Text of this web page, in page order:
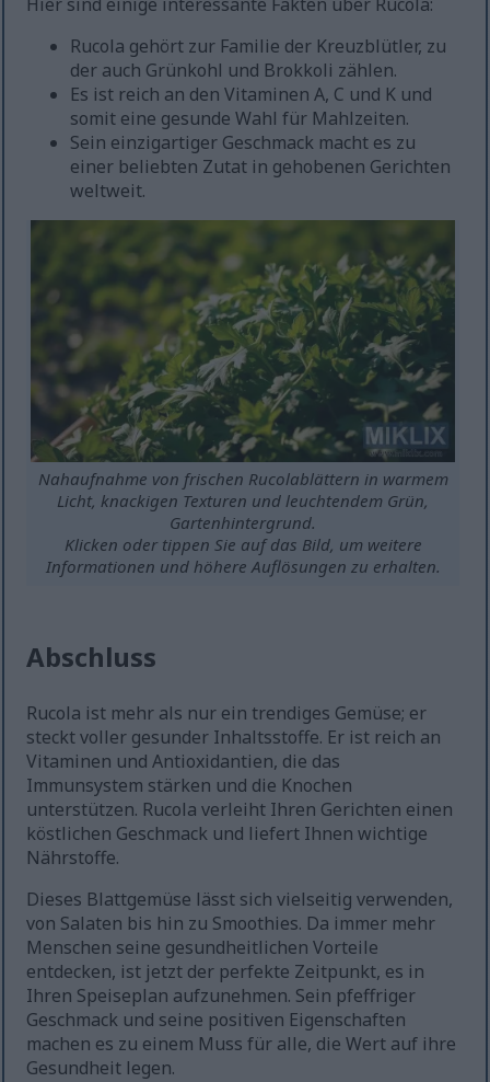
Rucola gehört zur Familie der Kreuzblütler, zu
der auch Grünkohl und Brokkoli zählen.
Es ist reich an den Vitaminen A, C und K und
somit eine gesunde Wahl für Mahlzeiten.
Sein einzigartiger Geschmack macht es zu
einer beliebten Zutat in gehobenen Gerichten
weltweit.
Nahaufnahme von frischen Rucolablättern in warmem
Licht, knackigen Texturen und leuchtendem Grün,
Gartenhintergrund.
Klicken oder tippen Sie auf das Bild, um weitere
Informationen und höhere Auflösungen zu erhalten.
Abschluss
Rucola ist mehr als nur ein trendiges Gemüse; er
steckt voller gesunder Inhaltsstoffe. Er ist reich an
Vitaminen und Antioxidantien, die das
Immunsystem stärken und die Knochen
unterstützen. Rucola verleiht Ihren Gerichten einen
köstlichen Geschmack und liefert Ihnen wichtige
Nährstoffe.
Dieses Blattgemüse lässt sich vielseitig verwenden,
von Salaten bis hin zu Smoothies. Da immer mehr
Menschen seine gesundheitlichen Vorteile
entdecken, ist jetzt der perfekte Zeitpunkt, es in
Ihren Speiseplan aufzunehmen. Sein pfeffriger
Geschmack und seine positiven Eigenschaften
machen es zu einem Muss für alle, die Wert auf ihre
Gesundheit legen.